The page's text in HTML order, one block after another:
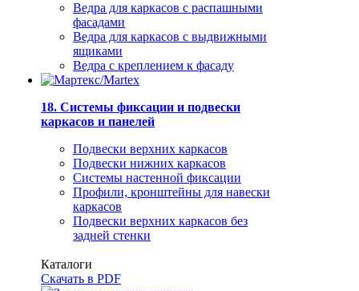
Ведра для каркасов с распашными
фасадами
Ведра для каркасов с выдвижными
ящиками
Ведра с креплением к фасаду
18. Системы фиксации и подвески
каркасов и панелей
Подвески верхних каркасов
Подвески нижних каркасов
Системы настенной фиксации
Профили, кронштейны для навески
каркасов
Подвески верхних каркасов без
задней стенки
Каталоги
Скачать в PDF